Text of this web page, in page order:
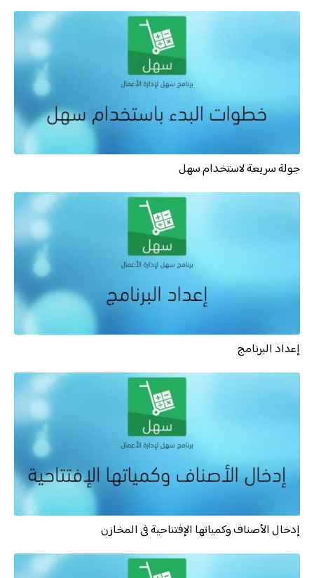
الموزعين
تسجيل الدخول
جولة سريعة لاستخدام سهل
إعداد البرنامج
إدخال الأصناف وكمياتها الإفتتاحية فى المخازن